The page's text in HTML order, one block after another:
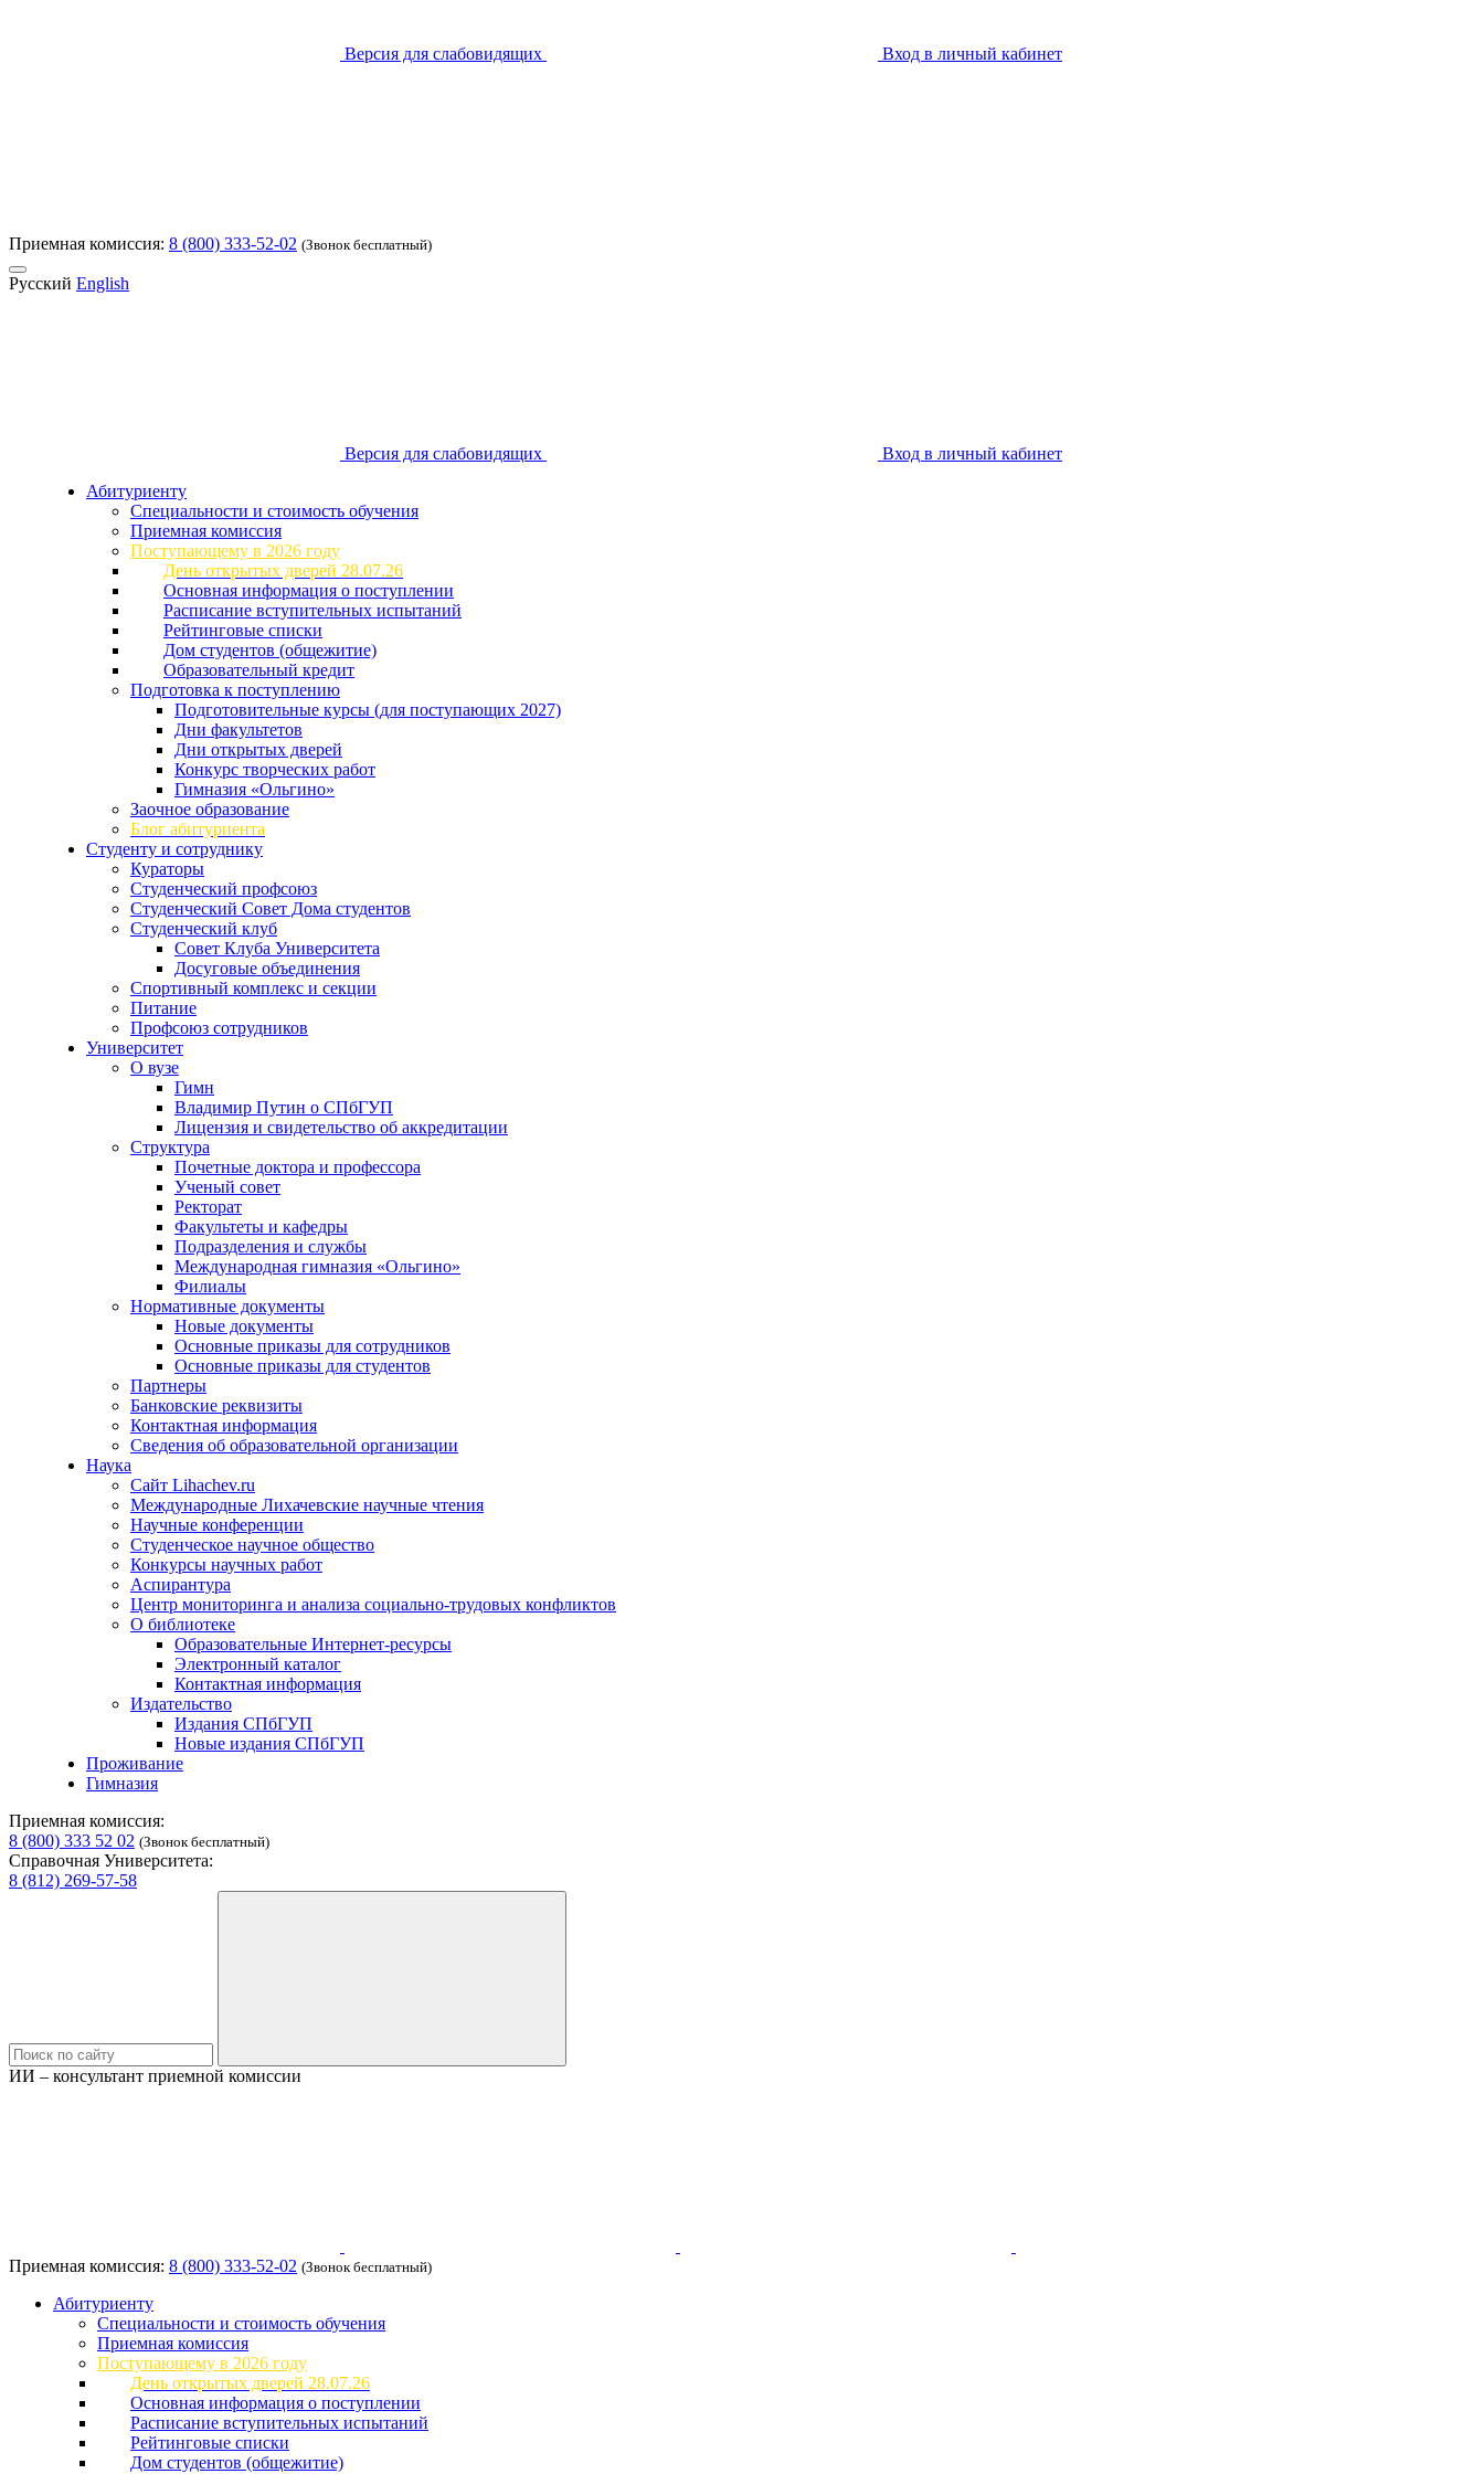
Версия для слабовидящих Вход в личный кабинет
Приемная комиссия: 8 (800) 333-52-02 (Звонок бесплатный)
Русский English
Версия для слабовидящих
Вход в личный кабинет
Абитуриенту
Специальности и стоимость обучения
Приемная комиссия
Поступающему в 2026 году
День открытых дверей 28.07.26
Основная информация о поступлении
Расписание вступительных испытаний
Рейтинговые списки
Дом студентов (общежитие)
Образовательный кредит
Подготовка к поступлению
Подготовительные курсы (для поступающих 2027)
Дни факультетов
Дни открытых дверей
Конкурс творческих работ
Гимназия «Ольгино»
Заочное образование
Блог абитуриента
Студенту и сотруднику
Кураторы
Студенческий профсоюз
Студенческий Совет Дома студентов
Студенческий клуб
Совет Клуба Университета
Досуговые объединения
Спортивный комплекс и секции
Питание
Профсоюз сотрудников
Университет
О вузе
Гимн
Владимир Путин о СПбГУП
Лицензия и свидетельство об аккредитации
Структура
Почетные доктора и профессора
Ученый совет
Ректорат
Факультеты и кафедры
Подразделения и службы
Международная гимназия «Ольгино»
Филиалы
Нормативные документы
Новые документы
Основные приказы для сотрудников
Основные приказы для студентов
Партнеры
Банковские реквизиты
Контактная информация
Сведения об образовательной организации
Наука
Сайт Lihachev.ru
Международные Лихачевские научные чтения
Научные конференции
Студенческое научное общество
Конкурсы научных работ
Аспирантура
Центр мониторинга и анализа социально-трудовых конфликтов
О библиотеке
Образовательные Интернет-ресурсы
Электронный каталог
Контактная информация
Издательство
Издания СПбГУП
Новые издания СПбГУП
Проживание
Гимназия
Приемная комиссия:
8 (800) 333 52 02 (Звонок бесплатный)
Справочная Университета:
8 (812) 269-57-58
ИИ – консультант приемной комиссии
Приемная комиссия: 8 (800) 333-52-02 (Звонок бесплатный)
Абитуриенту
Специальности и стоимость обучения
Приемная комиссия
Поступающему в 2026 году
День открытых дверей 28.07.26
Основная информация о поступлении
Расписание вступительных испытаний
Рейтинговые списки
Дом студентов (общежитие)